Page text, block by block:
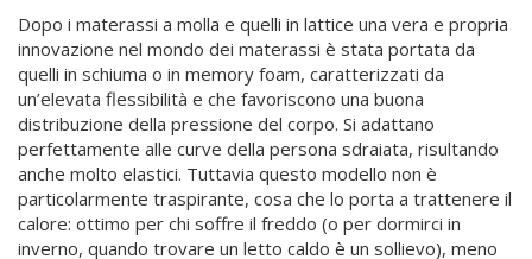
Dopo i materassi a molla e quelli in lattice una vera e propria
innovazione nel mondo dei materassi è stata portata da
quelli in schiuma o in memory foam, caratterizzati da
un’elevata flessibilità e che favoriscono una buona
distribuzione della pressione del corpo. Si adattano
perfettamente alle curve della persona sdraiata, risultando
anche molto elastici. Tuttavia questo modello non è
particolarmente traspirante, cosa che lo porta a trattenere il
calore: ottimo per chi soffre il freddo (o per dormirci in
inverno, quando trovare un letto caldo è un sollievo), meno